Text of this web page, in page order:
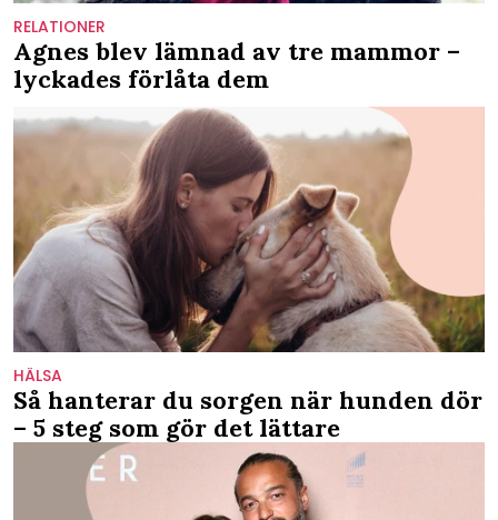
RELATIONER
Agnes blev lämnad av tre mammor –
lyckades förlåta dem
HÄLSA
Så hanterar du sorgen när hunden dör
– 5 steg som gör det lättare